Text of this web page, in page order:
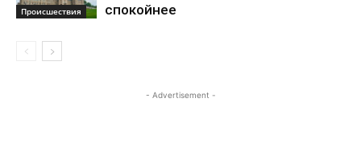
Происшествия
спокойнее
- Advertisement -